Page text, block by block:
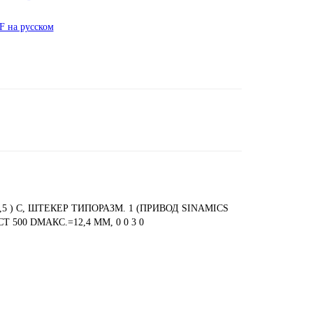
на русском
) C, ШТЕКЕР ТИПОРАЗМ. 1 (ПРИВОД SINAMICS
500 DМАКС.=12,4 ММ, 0 0 3 0